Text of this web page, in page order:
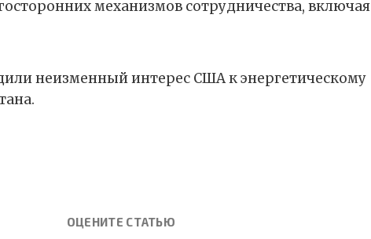
механизмов сотрудничества, включая
неизменный интерес США к энергетическому
ОЦЕНИТЕ СТАТЬЮ